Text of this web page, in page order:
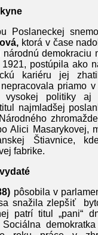
Poslaneckej
ktorá v čase
demokraciu
postúpila ako
kariéru jej
priamo
vysokej politiky aj
najmladšej
Alici Masarykovej,
Štiavnice,
fabrike.
pôsobila v
snažila zlepšiť
patrí titul „pani“